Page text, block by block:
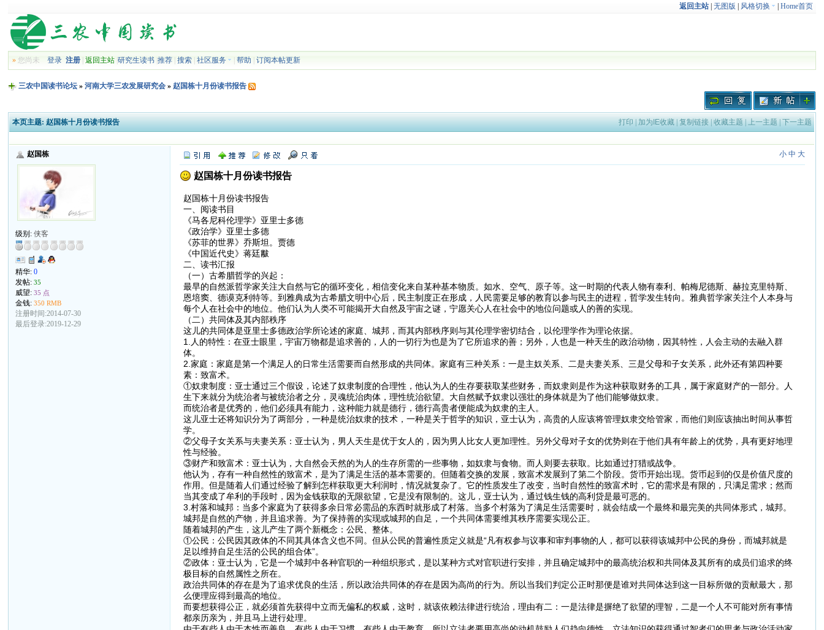
返回主站| 无图版 风格切换 Home首页
» 您尚未登录 注册 |返回主站 |研究生读书 |推荐 |搜索 |社区服务 |帮助 |订阅本帖更新
三农中国读书论坛 »河南大学三农发展研究会 »赵国栋十月份读书报告
本页主题: 赵国栋十月份读书报告 打印 | 加为IE收藏| 复制链接| 收藏主题 | 上一主题 | 下一主题
赵国栋
级别:侠客
精华:0
发帖:35
威望:35 点
金钱:350 RMB
注册时间:2014-07-30
最后登录:2019-12-29
小 中 大
赵国栋十月份读书报告
赵国栋十月份读书报告
一、阅读书目
《马各尼科伦理学》亚里士多德
《政治学》亚里士多德
《苏菲的世界》乔斯坦。贾德
《中国近代史》蒋廷黻
二、读书汇报
（一）古希腊哲学的兴起：
最早的自然派哲学家关注大自然与它的循环变化，相信变化来自某种基本物质。如水、空气、原子等。这一时期的代表人物有泰利、帕梅尼德斯、赫拉克里特斯、
恩培窦、德谟克利特等。到雅典成为古希腊文明中心后，民主制度正在形成，人民需要足够的教育以参与民主的进程，哲学发生转向。雅典哲学家关注个人本身与
每个人在社会中的地位。他们认为人类不可能揭开大自然及宇宙之谜，宁愿关心人在社会中的地位问题或人的善的实现。
（二）共同体及其内部秩序
这儿的共同体是亚里士多德政治学所论述的家庭、城邦，而其内部秩序则与其伦理学密切结合，以伦理学作为理论依据。
1.人的特性：在亚士眼里，宇宙万物都是追求善的，人的一切行为也是为了它所追求的善；另外，人也是一种天生的政治动物，因其特性，人会主动的去融入群
体。
2.家庭：家庭是第一个满足人的日常生活需要而自然形成的共同体。家庭有三种关系：一是主奴关系、二是夫妻关系、三是父母和子女关系，此外还有第四种要
素：致富术。
①奴隶制度：亚士通过三个假设，论述了奴隶制度的合理性，他认为人的生存要获取某些财务，而奴隶则是作为这种获取财务的工具，属于家庭财产的一部分。人
生下来就分为统治者与被统治者之分，灵魂统治肉体，理性统治欲望。大自然赋予奴隶以强壮的身体就是为了他们能够做奴隶。
而统治者是优秀的，他们必须具有能力，这种能力就是德行，德行高贵者便能成为奴隶的主人。
这儿亚士还将知识分为了两部分，一种是统治奴隶的技术，一种是关于哲学的知识，亚士认为，高贵的人应该将管理奴隶交给管家，而他们则应该抽出时间从事哲
学。
②父母子女关系与夫妻关系：亚士认为，男人天生是优于女人的，因为男人比女人更加理性。另外父母对子女的优势则在于他们具有年龄上的优势，具有更好地理
性与经验。
③财产和致富术：亚士认为，大自然会天然的为人的生存所需的一些事物，如奴隶与食物。而人则要去获取。比如通过打猎或战争。
他认为，存有一种自然性的致富术，是为了满足生活的基本需要的。但随着交换的发展，致富术发展到了第二个阶段。货币开始出现。货币起到的仅是价值尺度的
作用。但是随着人们通过经验了解到怎样获取更大利润时，情况就复杂了。它的性质发生了改变，当时自然性的致富术时，它的需求是有限的，只满足需求；然而
当其变成了牟利的手段时，因为金钱获取的无限欲望，它是没有限制的。这儿，亚士认为，通过钱生钱的高利贷是最可恶的。
3.村落和城邦：当多个家庭为了获得多余日常必需品的东西时就形成了村落。当多个村落为了满足生活需要时，就会结成一个最终和最完美的共同体形式，城邦。
城邦是自然的产物，并且追求善。为了保持善的实现或城邦的自足，一个共同体需要维其秩序需要实现公正。
随着城邦的产生，这儿产生了两个新概念：公民、整体。
①公民：公民因其政体的不同其具体含义也不同。但从公民的普遍性质定义就是“凡有权参与议事和审判事物的人，都可以获得该城邦中公民的身份，而城邦就是
足以维持自足生活的公民的组合体”。
②政体：亚士认为，它是一个城邦中各种官职的一种组织形式，是以某种方式对官职进行安排，并且确定城邦中的最高统治权和共同体及其所有的成员们追求的终
极目标的自然属性之所在。
政治共同体的存在是为了追求优良的生活，所以政治共同体的存在是因为高尚的行为。所以当我们判定公正时那便是谁对共同体达到这一目标所做的贡献最大，那
么便理应得到最高的地位。
而要想获得公正，就必须首先获得中立而无偏私的权威，这时，就该依赖法律进行统治，理由有二：一是法律是摒绝了欲望的理智，二是一个人不可能对所有事情
都亲历亲为，并且马上进行处理。